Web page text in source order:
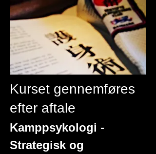
Kurset gennemføres
efter aftale
Kamppsykologi -
Strategisk og